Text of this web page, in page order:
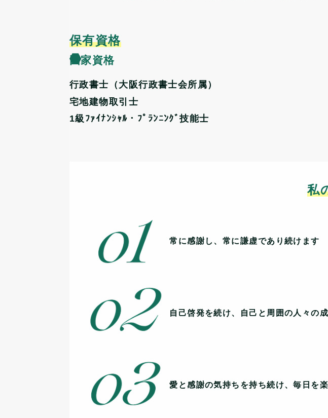
保有資格
国家資格
行政書士（大阪行政書士会所属）
宅地建物取引士
1級ﾌｧｲﾅﾝｼｬﾙ・ﾌﾟﾗﾝﾆﾝｸﾞ技能士
私
常に感謝し、常に謙虚であり続けます
自己啓発を続け、自己と周囲の人々の
愛と感謝の気持ちを持ち続け、毎日を